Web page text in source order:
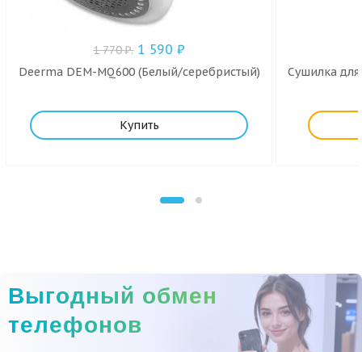
1 770₽. 1 590 ₽
Deerma DEM-MQ600 (Белый/серебристый)
Купить
Сушилка
Выгодный обмен
телефонов